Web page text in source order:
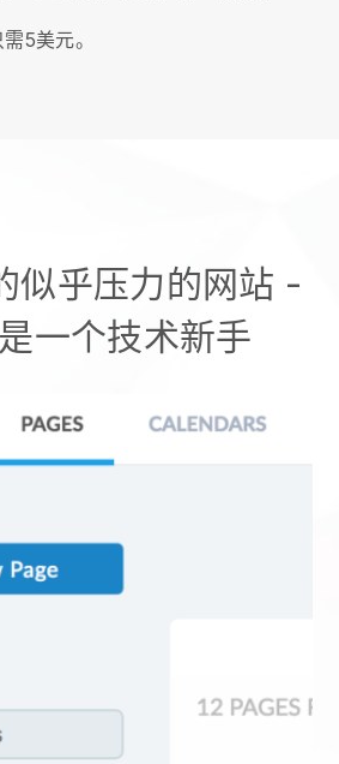
5美元。
似乎压力的网站 -
一个技术新手